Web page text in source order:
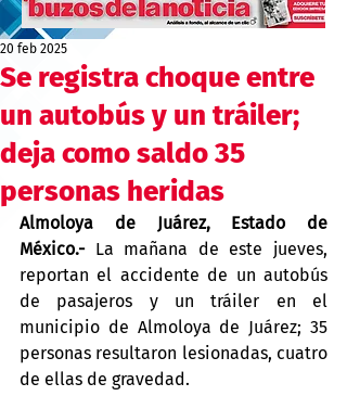
Se registra choque entre
un autobús y un tráiler;
deja como saldo 35
personas heridas
20 feb 2025
Almoloya de Juárez, Estado de
México.- La mañana de este jueves,
reportan el accidente de un autobús
de pasajeros y un tráiler en el
municipio de Almoloya de Juárez; 35
personas resultaron lesionadas, cuatro
de ellas de gravedad.